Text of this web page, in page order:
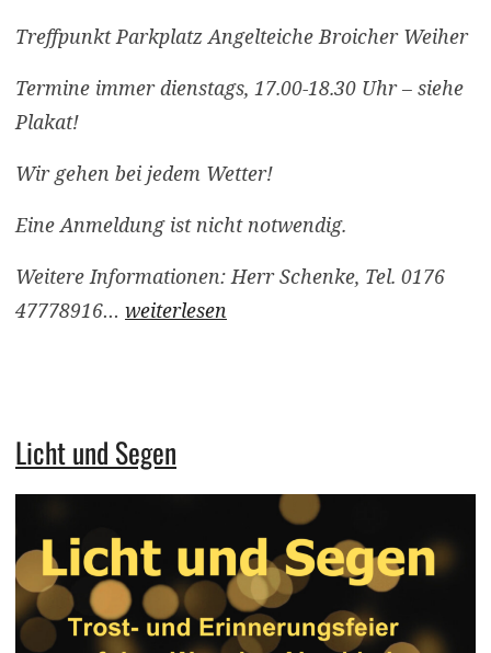
Treffpunkt Parkplatz Angelteiche Broicher Weiher
Termine immer dienstags, 17.00-18.30 Uhr – siehe
Plakat!
Wir gehen bei jedem Wetter!
Eine Anmeldung ist nicht notwendig.
Weitere Informationen: Herr Schenke, Tel. 0176
47778916… weiterlesen
Licht und Segen